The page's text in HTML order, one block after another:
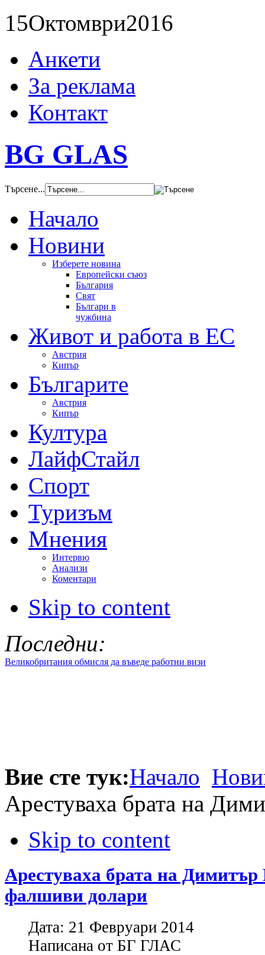
15Октомври2016
Анкети
За реклама
Контакт
BG GLAS
Търсене...
Начало
Новини
Изберете новина
Европейски съюз
България
Свят
Българи в
чужбина
Живот и работа в ЕС
Австрия
Кипър
Българите
Австрия
Кипър
Култура
ЛайфСтайл
Спорт
Туризъм
Мнения
Интервю
Анализи
Коментари
Skip to content
Последни:
Великобритания обмисля да въведе работни визи
Вие сте тук:Начало
Арестуваха брата на
Skip to content
Арестуваха брата на Димитър
фалшиви долари
Дата: 21 Февруари 2014
Написана от БГ ГЛАС